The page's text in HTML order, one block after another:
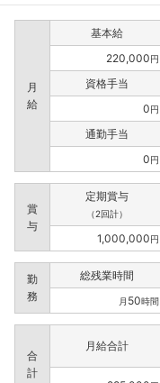
月
給
基本給
220,000円
資格手当
0円
通勤手当
0円
賞
与
定期賞与
（2回計）
1,000,000円
勤
務
総残業時間
月 50時間
合
計
月給合計